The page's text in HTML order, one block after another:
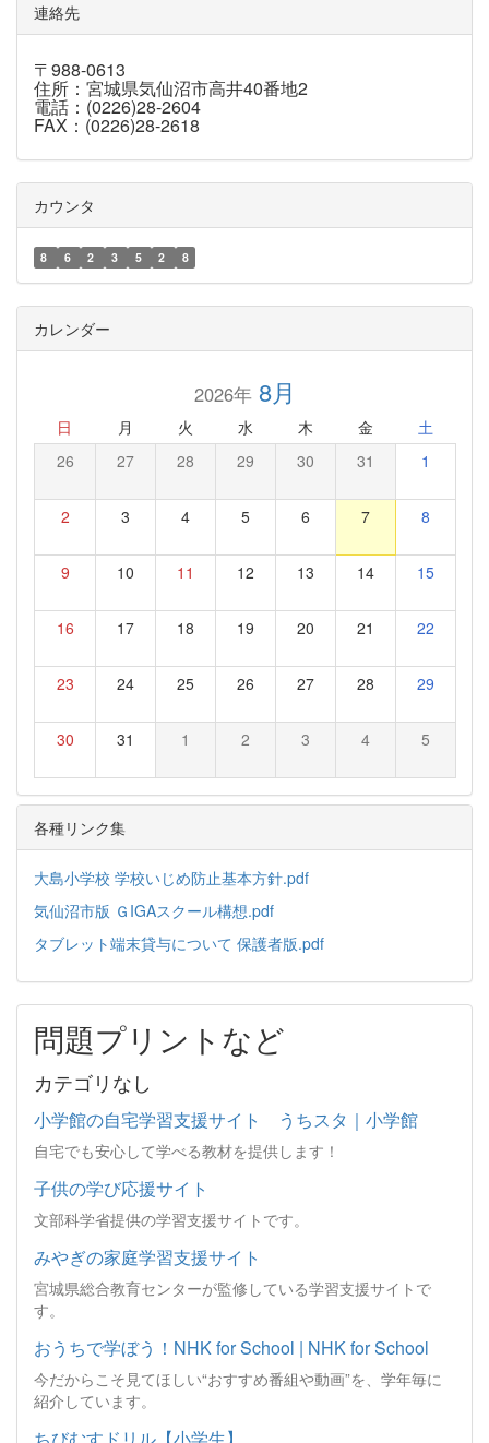
連絡先
〒988-0613
住所：宮城県気仙沼市高井40番地2
電話：(0226)28-2604
FAX：(0226)28-2618
カウンタ
8 6 2 3 5 2 8
カレンダー
2026年8月
日 月 火 水 木 金 土
26 27 28 29 30 31 1
2 3 4 5 6 7 8
9 10 11 12 13 14 15
16 17 18 19 20 21 22
23 24 25 26 27 28 29
30 31 1 2 3 4 5
各種リンク集
大島小学校 学校いじめ防止基本方針.pdf
気仙沼市版 ＧIGAスクール構想.pdf
タブレット端末貸与について 保護者版.pdf
問題プリントなど
カテゴリなし
小学館の自宅学習支援サイト うちスタ｜小学館
自宅でも安心して学べる教材を提供します！
子供の学び応援サイト
文部科学省提供の学習支援サイトです。
みやぎの家庭学習支援サイト
宮城県総合教育センターが監修している学習支援サイトで
す。
おうちで学ぼう！NHK for School | NHK for School
今だからこそ見てほしい“おすすめ番組や動画”を、学年毎に
紹介しています。